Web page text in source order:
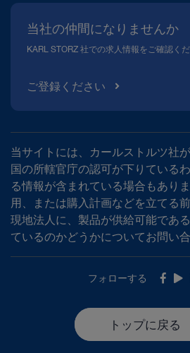
当社の仲間になりませんか
KARL STORZ 社での求人情報をご確認く
ご登録ください
当サイトには、カールストルツ社
国の所轄官庁の認可が下りている
る情報が含まれている場合もあり
用、または購入計画などを立てる
現地法人に、製品が供給可能であ
ているのかどうかについてお問い
フォローする
トップに戻る